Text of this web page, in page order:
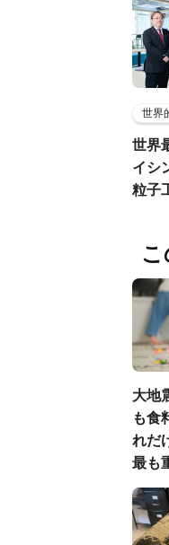
世界
世界
イシ
粒子
大地
も食
れだ
最も